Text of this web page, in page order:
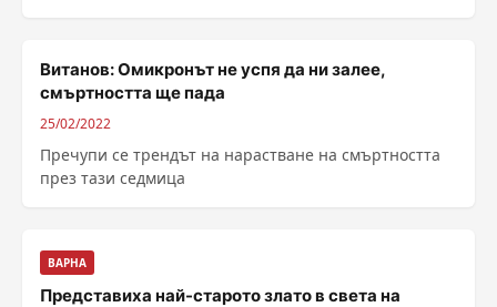
Витанов: Омикронът не успя да ни залее,
смъртността ще пада
25/02/2022
Пречупи се трендът на нарастване на смъртността
през тази седмица
ВАРНА
Представиха най-старото злато в света на